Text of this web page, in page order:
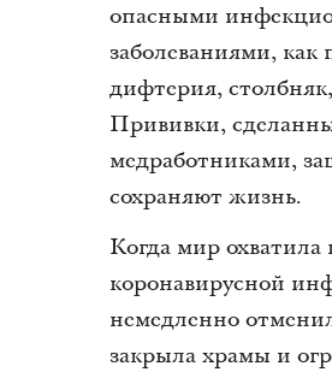
опасными
заболеваниями,
дифтерия,
Прививки,
медработниками,
сохраняют жизнь.
Когда мир
коронавирусной
немедленно
закрыла храмы и